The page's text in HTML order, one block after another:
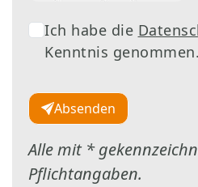
Ich habe die
Kenntnis genommen.
Absenden
Alle mit *
Pflichtangaben.